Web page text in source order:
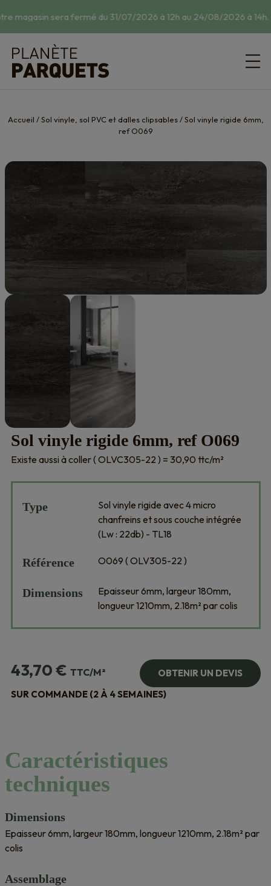
magasin sera fermé du 31/07/2026 à 12h au 24/08/2026 à 14h.
Accueil /Sol vinyle, sol PVC et dalles clipsables/Sol vinyle rigide 6mm,
ref O069
Sol vinyle rigide 6mm, ref O069
Existe aussi à coller ( OLVC305-22 ) = 30,90 ttc/m²
Type
Sol vinyle rigide avec 4 micro
chanfreins et sous couche intégrée
(Lw : 22db) - TL18
Référence O069 ( OLV305-22 )
Dimensions
Epaisseur 6mm, largeur 180mm,
longueur 1210mm, 2.18m² par colis
43,70€ TTC/M²
OBTENIR UN DEVIS
SUR COMMANDE (2 À 4 SEMAINES)
Caractéristiques
techniques
Dimensions
Epaisseur 6mm, largeur 180mm, longueur 1210mm, 2.18m² par
colis
Assemblage